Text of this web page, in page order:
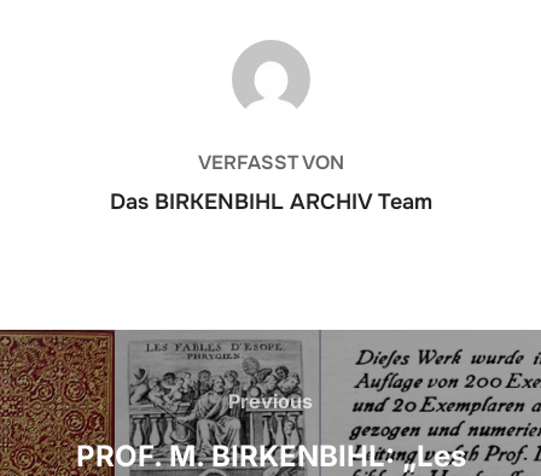
BEITRAGSAUTOR
VERFASST VON
Das BIRKENBIHL ARCHIV Team
Beitragsnavigation
Previous
Previous
PROF. M. BIRKENBIHL: „Les